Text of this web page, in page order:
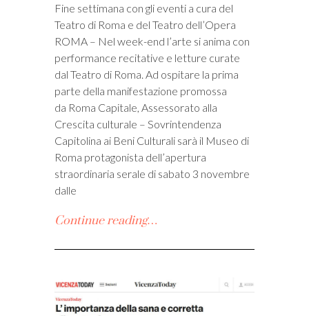
Fine settimana con gli eventi a cura del
Teatro di Roma e del Teatro dell’Opera
ROMA – Nel week-end l’arte si anima con
performance recitative e letture curate
dal Teatro di Roma. Ad ospitare la prima
parte della manifestazione promossa
da Roma Capitale, Assessorato alla
Crescita culturale – Sovrintendenza
Capitolina ai Beni Culturali sarà il Museo di
Roma protagonista dell’apertura
straordinaria serale di sabato 3 novembre
dalle
Continue reading…